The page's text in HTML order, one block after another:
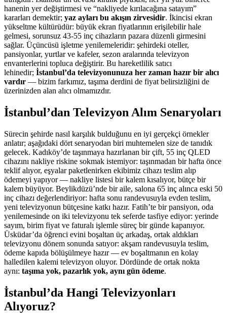
hanenin yer değiştirmesi ve “nakliyede kırılacağına satayım”
kararları demektir; yaz ayları bu akışın zirvesidir. İkincisi ekran
yükseltme kültürüdür: büyük ekran fiyatlarının erişilebilir hale
gelmesi, sorunsuz 43-55 inç cihazların pazara düzenli girmesini
sağlar. Üçüncüsü işletme yenilemeleridir: şehirdeki oteller,
pansiyonlar, yurtlar ve kafeler, sezon aralarında televizyon
envanterlerini topluca değiştirir. Bu hareketlilik satıcı
lehinedir; İstanbul’da televizyonunuza her zaman hazır bir alıcı
vardır — bizim farkımız, taşıma derdini de fiyat belirsizliğini de
üzerinizden alan alıcı olmamızdır.
İstanbul’dan Televizyon Alım Senaryoları
Sürecin şehirde nasıl karşılık bulduğunu en iyi gerçekçi örnekler
anlatır; aşağıdaki dört senaryodan biri muhtemelen size de tanıdık
gelecek. Kadıköy’de taşınmaya hazırlanan bir çift, 55 inç QLED
cihazını nakliye riskine sokmak istemiyor: taşınmadan bir hafta önce
teklif alıyor, eşyalar paketlenirken ekibimiz cihazı teslim alıp
ödemeyi yapıyor — nakliye listesi bir kalem kısalıyor, bütçe bir
kalem büyüyor. Beylikdüzü’nde bir aile, salona 65 inç alınca eski 50
inç cihazı değerlendiriyor: hafta sonu randevusuyla evden teslim,
yeni televizyonun bütçesine katkı hazır. Fatih’te bir pansiyon, oda
yenilemesinde on iki televizyonu tek seferde tasfiye ediyor: yerinde
sayım, birim fiyat ve faturalı işlemle süreç bir günde kapanıyor.
Üsküdar’da öğrenci evini boşaltan üç arkadaş, ortak aldıkları
televizyonu dönem sonunda satıyor: akşam randevusuyla teslim,
ödeme kapıda bölüşülmeye hazır — ev boşaltmanın en kolay
halledilen kalemi televizyon oluyor. Dördünde de ortak nokta
aynı: taşıma yok, pazarlık yok, aynı gün ödeme.
İstanbul’da Hangi Televizyonları
Alıyoruz?